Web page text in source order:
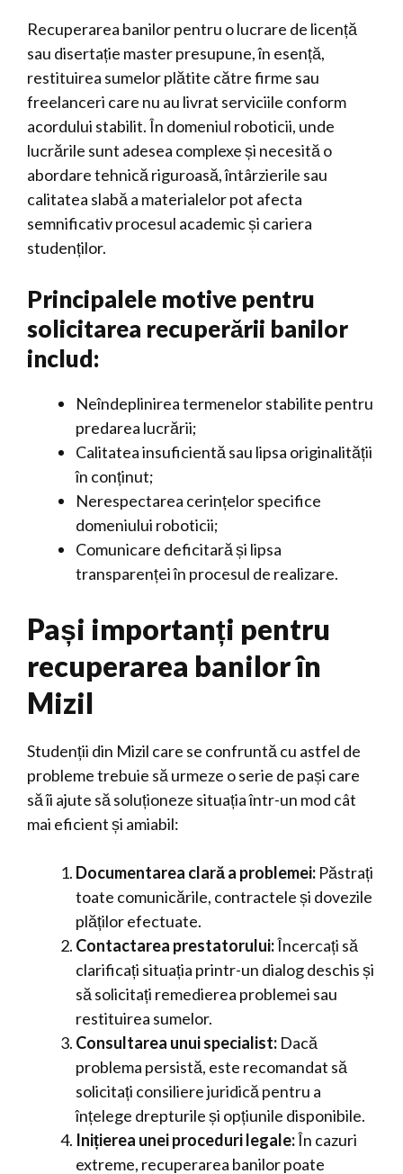
Recuperarea banilor pentru o lucrare de licență
sau disertație master presupune, în esență,
restituirea sumelor plătite către firme sau
freelanceri care nu au livrat serviciile conform
acordului stabilit. În domeniul roboticii, unde
lucrările sunt adesea complexe și necesită o
abordare tehnică riguroasă, întârzierile sau
calitatea slabă a materialelor pot afecta
semnificativ procesul academic și cariera
studenților.
Principalele motive pentru
solicitarea recuperării banilor
includ:
Neîndeplinirea termenelor stabilite pentru
predarea lucrării;
Calitatea insuficientă sau lipsa originalității
în conținut;
Nerespectarea cerințelor specifice
domeniului roboticii;
Comunicare deficitară și lipsa
transparenței în procesul de realizare.
Pași importanți pentru
recuperarea banilor în
Mizil
Studenții din Mizil care se confruntă cu astfel de
probleme trebuie să urmeze o serie de pași care
să îi ajute să soluționeze situația într-un mod cât
mai eficient și amiabil:
Documentarea clară a problemei: Păstrați
toate comunicările, contractele și dovezile
plăților efectuate.
Contactarea prestatorului:Încercați să
clarificați situația printr-un dialog deschis și
să solicitați remedierea problemei sau
restituirea sumelor.
Consultarea unui specialist: Dacă
problema persistă, este recomandat să
solicitați consiliere juridică pentru a
înțelege drepturile și opțiunile disponibile.
Inițierea unei proceduri legale:În cazuri
extreme, recuperarea banilor poate